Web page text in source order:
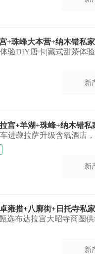
+珠峰大本营+纳木错私
验DIY唐卡|藏式甜茶体
新
宫+羊湖+珠峰+纳木错私
进藏拉萨升级含氧酒店
新
雍措+八廓街+日托寺私
选布达拉宫大昭寺商圈
新